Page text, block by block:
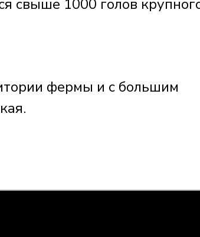
свыше 1000 голов
фермы и с большим